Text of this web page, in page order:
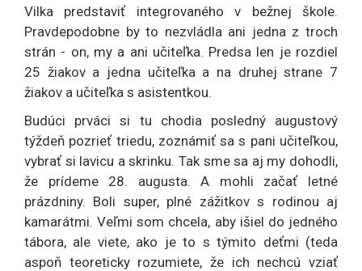
Vilka predstaviť integrovaného v bežnej škole.
Pravdepodobne by to nezvládla ani jedna z troch
strán - on, my a ani učiteľka. Predsa len je rozdiel
25 žiakov a jedna učiteľka a na druhej strane 7
žiakov a učiteľka s asistentkou.
Budúci prváci si tu chodia posledný augustový
týždeň pozrieť triedu, zoznámiť sa s pani učiteľkou,
vybrať si lavicu a skrinku. Tak sme sa aj my dohodli,
že prídeme 28. augusta. A mohli začať letné
prázdniny. Boli super, plné zážitkov s rodinou aj
kamarátmi. Veľmi som chcela, aby išiel do jedného
tábora, ale viete, ako je to s týmito deťmi (teda
aspoň teoreticky rozumiete, že ich nechcú vziať